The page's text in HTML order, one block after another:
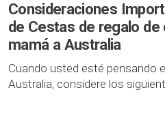
Consideraciones
de Cestas de regalo de
mamá a Australia
Cuando usted esté pensando
Australia, considere los